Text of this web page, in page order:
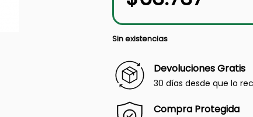
Sin existencias
Devoluciones Gratis
30 días desde que lo
Compra Protegida